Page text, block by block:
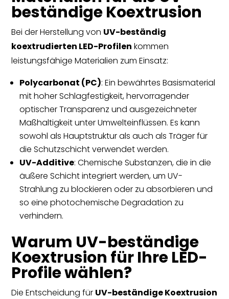
beständige Koextrusion
Bei der Herstellung von UV-beständig
koextrudierten LED-Profilen kommen
leistungsfähige Materialien zum Einsatz:
Polycarbonat (PC): Ein bewährtes Basismaterial
mit hoher Schlagfestigkeit, hervorragender
optischer Transparenz und ausgezeichneter
Maßhaltigkeit unter Umwelteinflüssen. Es kann
sowohl als Hauptstruktur als auch als Träger für
die Schutzschicht verwendet werden.
UV-Additive: Chemische Substanzen, die in die
äußere Schicht integriert werden, um UV-
Strahlung zu blockieren oder zu absorbieren und
so eine photochemische Degradation zu
verhindern.
Warum UV-beständige
Koextrusion für Ihre LED-
Profile wählen?
Die Entscheidung für UV-beständige Koextrusion